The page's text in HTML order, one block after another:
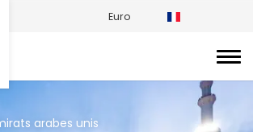
Euro
arabes unis